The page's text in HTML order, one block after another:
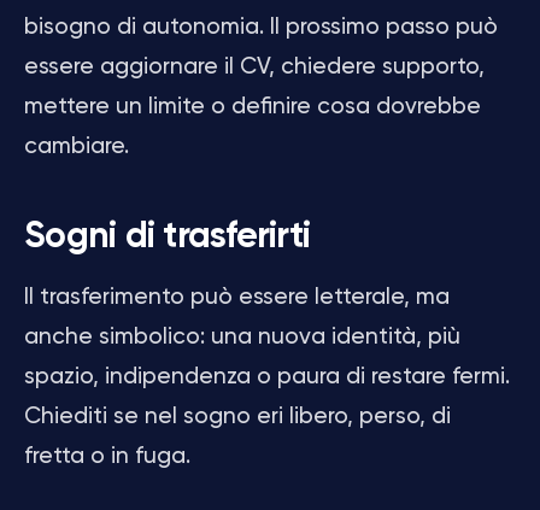
bisogno di autonomia. Il prossimo passo può
essere aggiornare il CV, chiedere supporto,
mettere un limite o definire cosa dovrebbe
cambiare.
Sogni di trasferirti
Il trasferimento può essere letterale, ma
anche simbolico: una nuova identità, più
spazio, indipendenza o paura di restare fermi.
Chiediti se nel sogno eri libero, perso, di
fretta o in fuga.